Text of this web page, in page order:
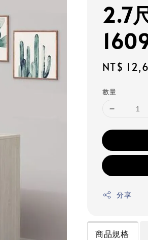
2.7
Regular
NT$
數量
分享
商品規格